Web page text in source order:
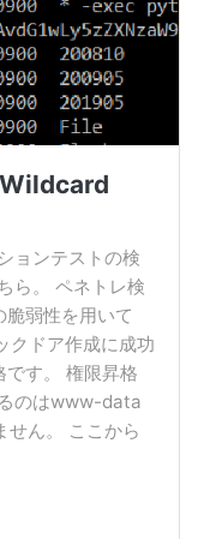
ョンテストの検
ら。 ペネトレ検
弱性を用いて
クドア作成に成功
す。 権限昇格
のはwww-data
ん。 ここから